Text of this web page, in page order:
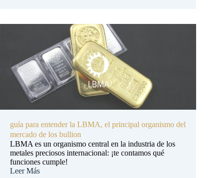
guía para entender la LBMA, el principal organismo del
mercado de los bullion
LBMA es un organismo central en la industria de los
metales preciosos internacional: ¡te contamos qué
funciones cumple!
Leer Más